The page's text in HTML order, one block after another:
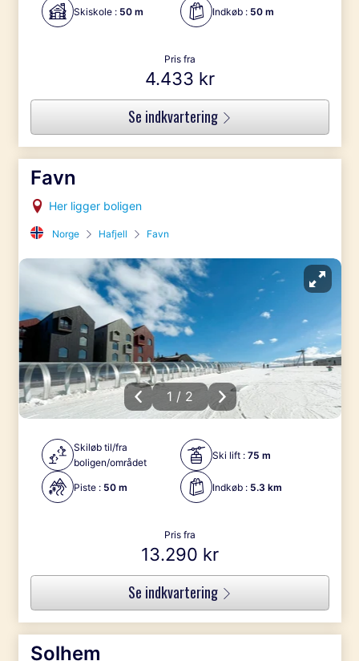
Skiskole : 50 m Indkøb : 50 m
Pris fra
4.433 kr
Se indkvartering
Favn
Her ligger boligen
Norge Hafjell Favn
1 / 2
Skiløb til/fra
boligen/området
Ski lift : 75 m
Piste : 50 m Indkøb : 5.3 km
Pris fra
13.290 kr
Se indkvartering
Solhem